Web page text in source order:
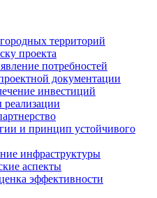
территорий
проекта
потребностей
документации
инвестиций
и принцип устойчивого
инфраструктуры
аспекты
эффективности